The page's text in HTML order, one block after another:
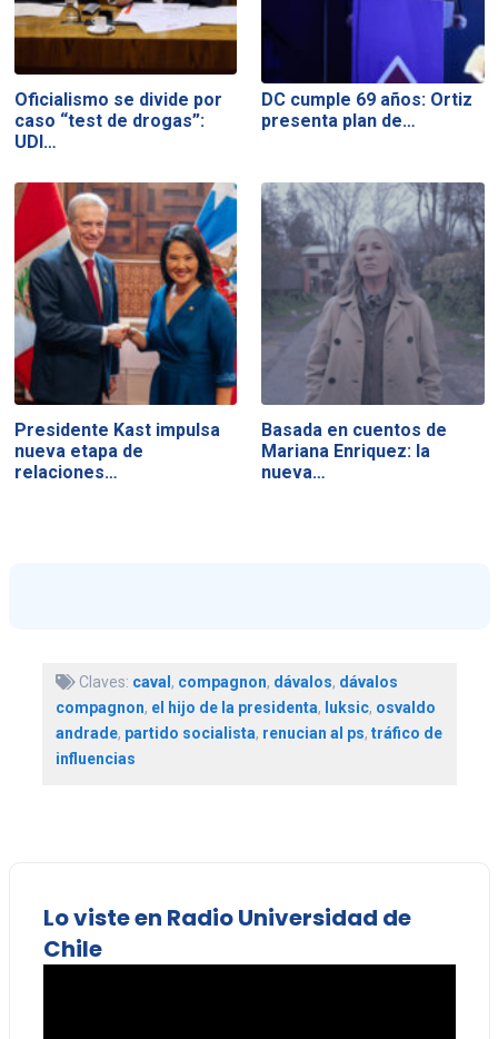
Oficialismo se divide por
caso “test de drogas”:
UDI…
DC cumple 69 años: Ortiz
presenta plan de…
Presidente Kast impulsa
nueva etapa de
relaciones…
Basada en cuentos de
Mariana Enriquez: la
nueva…
Claves: caval , compagnon, dávalos, dávalos
compagnon, el hijo de la presidenta, luksic, osvaldo
andrade, partido socialista, renucian al ps, tráfico de
influencias
Lo viste en Radio Universidad de
Chile